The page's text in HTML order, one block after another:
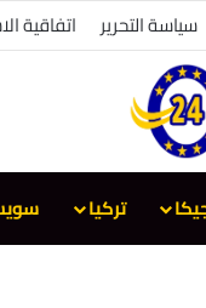
سياسة التحرير اتفاقية
تركيا